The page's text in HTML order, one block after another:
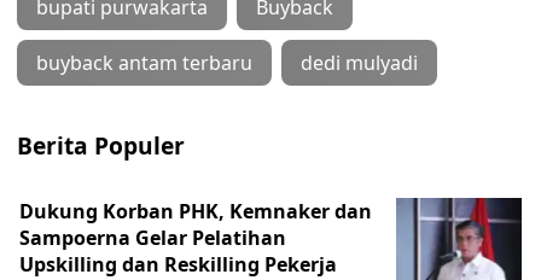
bupati purwakarta Buyback
buyback antam terbaru dedi mulyadi
Berita Populer
Dukung Korban PHK, Kemnaker dan
Sampoerna Gelar Pelatihan
Upskilling dan Reskilling Pekerja